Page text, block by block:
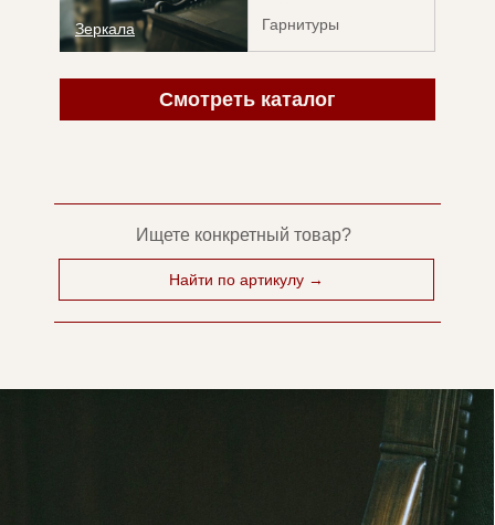
Зеркала Гарнитуры
Смотреть каталог
Ищете конкретный товар?
Найти по артикулу →
Инвестирование в антикварную
мебель — это не только способ
приумножить капитал,
но и возможность окунуться
в увлекательный мир истории,